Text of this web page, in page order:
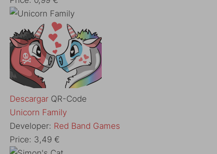
Descargar QR-Code
‎Unicorn Family
Developer: Red Band Games
Price: 3,49 €